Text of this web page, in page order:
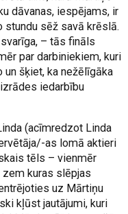
dāvanas, iespējams, ir
stundu sēž savā krēslā.
– tās fināls
par darbiniekiem, kuri
un šķiet, ka nežēlīgāka
iedarbību
(acīmredzot Linda
as lomā aktieri
tēls – vienmēr
kuras slēpjas
uz Mārtiņu
kļūst jautājumi, kuri